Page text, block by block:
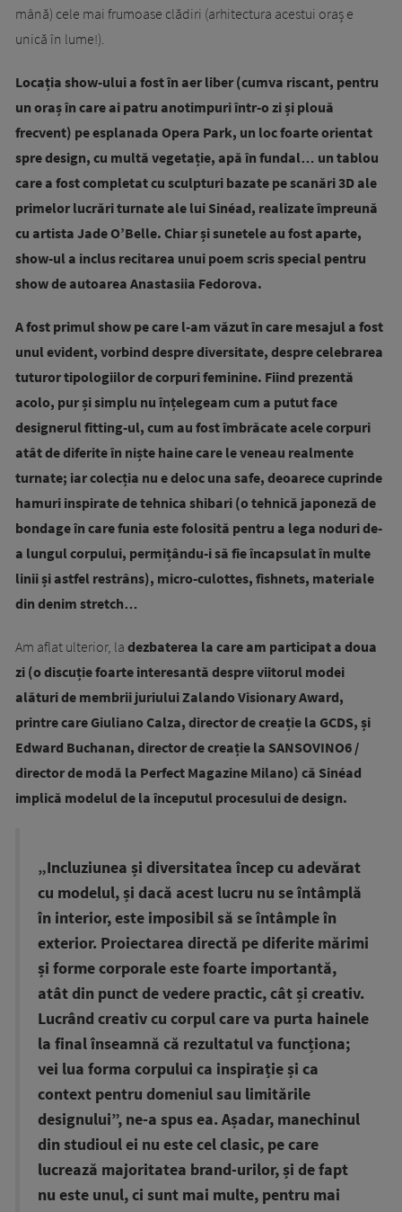
mână) cele mai frumoase clădiri (arhitectura acestui oraș e
unică în lume!).
Locația show-ului a fost în aer liber (cumva riscant, pentru
un oraș în care ai patru anotimpuri într-o zi și plouă
frecvent) pe esplanada Opera Park, un loc foarte orientat
spre design, cu multă vegetație, apă în fundal… un tablou
care a fost completat cu sculpturi bazate pe scanări 3D ale
primelor lucrări turnate ale lui Sinéad, realizate împreună
cu artista Jade O’Belle. Chiar și sunetele au fost aparte,
show-ul a inclus recitarea unui poem scris special pentru
show de autoarea Anastasiia Fedorova.
A fost primul show pe care l-am văzut în care mesajul a fost
unul evident, vorbind despre diversitate, despre celebrarea
tuturor tipologiilor de corpuri feminine. Fiind prezentă
acolo, pur și simplu nu înțelegeam cum a putut face
designerul fitting-ul, cum au fost îmbrăcate acele corpuri
atât de diferite în niște haine care le veneau realmente
turnate; iar colecția nu e deloc una safe, deoarece cuprinde
hamuri inspirate de tehnica shibari (o tehnică japoneză de
bondage în care funia este folosită pentru a lega noduri de-
a lungul corpului, permițându-i să fie încapsulat în multe
linii și astfel restrâns), micro-culottes, fishnets, materiale
din denim stretch…
Am aflat ulterior, la dezbaterea la care am participat a doua
zi (o discuție foarte interesantă despre viitorul modei
alături de membrii juriului Zalando Visionary Award,
printre care Giuliano Calza, director de creație la GCDS, și
Edward Buchanan, director de creație la SANSOVINO6 /
director de modă la Perfect Magazine Milano) că Sinéad
implică modelul de la începutul procesului de design.
„Incluziunea și diversitatea încep cu adevărat
cu modelul, și dacă acest lucru nu se întâmplă
în interior, este imposibil să se întâmple în
exterior. Proiectarea directă pe diferite mărimi
și forme corporale este foarte importantă,
atât din punct de vedere practic, cât și creativ.
Lucrând creativ cu corpul care va purta hainele
la final înseamnă că rezultatul va funcționa;
vei lua forma corpului ca inspirație și ca
context pentru domeniul sau limitările
designului”, ne-a spus ea. Așadar, manechinul
din studioul ei nu este cel clasic, pe care
lucrează majoritatea brand-urilor, și de fapt
nu este unul, ci sunt mai multe, pentru mai